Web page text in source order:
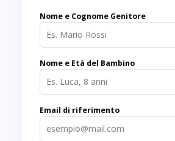
Nome e Cognome Genitore
Nome e Età del Bambino
Email di riferimento